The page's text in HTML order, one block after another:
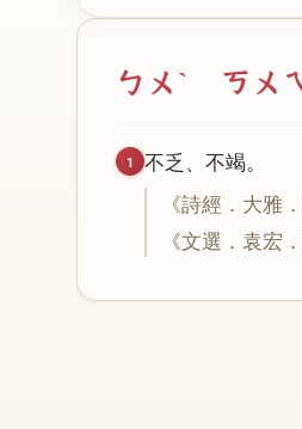
ㄅㄨˋ ㄎㄨ
1 不乏 、 不竭。
《詩經 ． 大雅 ．
《文選 ． 袁宏 ．